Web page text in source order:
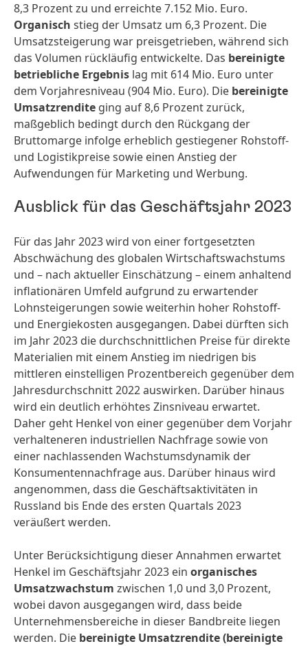
8,3 Prozent zu und erreichte 7.152 Mio. Euro.
Organisch stieg der Umsatz um 6,3 Prozent. Die
Umsatzsteigerung war preisgetrieben, während sich
das Volumen rückläufig entwickelte. Das bereinigte
betriebliche Ergebnis lag mit 614 Mio. Euro unter
dem Vorjahresniveau (904 Mio. Euro). Die bereinigte
Umsatzrendite ging auf 8,6 Prozent zurück,
maßgeblich bedingt durch den Rückgang der
Bruttomarge infolge erheblich gestiegener Rohstoff-
und Logistikpreise sowie einen Anstieg der
Aufwendungen für Marketing und Werbung.
Ausblick für das Geschäftsjahr 2023
Für das Jahr 2023 wird von einer fortgesetzten
Abschwächung des globalen Wirtschaftswachstums
und – nach aktueller Einschätzung – einem anhaltend
inflationären Umfeld aufgrund zu erwartender
Lohnsteigerungen sowie weiterhin hoher Rohstoff-
und Energiekosten ausgegangen. Dabei dürften sich
im Jahr 2023 die durchschnittlichen Preise für direkte
Materialien mit einem Anstieg im niedrigen bis
mittleren einstelligen Prozentbereich gegenüber dem
Jahresdurchschnitt 2022 auswirken. Darüber hinaus
wird ein deutlich erhöhtes Zinsniveau erwartet.
Daher geht Henkel von einer gegenüber dem Vorjahr
verhalteneren industriellen Nachfrage sowie von
einer nachlassenden Wachstumsdynamik der
Konsumentennachfrage aus. Darüber hinaus wird
angenommen, dass die Geschäftsaktivitäten in
Russland bis Ende des ersten Quartals 2023
veräußert werden.
Unter Berücksichtigung dieser Annahmen erwartet
Henkel im Geschäftsjahr 2023 ein organisches
Umsatzwachstum zwischen 1,0 und 3,0 Prozent,
wobei davon ausgegangen wird, dass beide
Unternehmensbereiche in dieser Bandbreite liegen
werden. Die bereinigte Umsatzrendite(bereinigte